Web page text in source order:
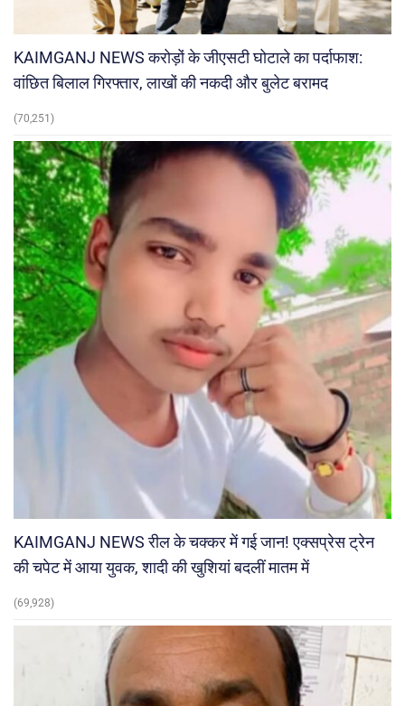
KAIMGANJ NEWS करोड़ों के जीएसटी घोटाले का पर्दाफाश:
वांछित बिलाल गिरफ्तार, लाखों की नकदी और बुलेट बरामद
(70,251)
KAIMGANJ NEWS रील के चक्कर में गई जान! एक्सप्रेस ट्रेन
की चपेट में आया युवक, शादी की खुशियां बदलीं मातम में
(69,928)